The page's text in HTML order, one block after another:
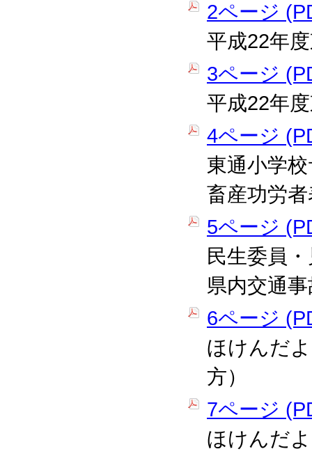
2ページ
平成22年
3ページ
平成22年
4ページ
東通小学
畜産功労
5ページ
民生委員
県内交通
6ページ
ほけんだ
方）
7ページ
ほけんだ